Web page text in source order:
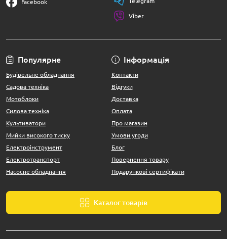
Популярне
Будівельне обладнання
Садова техніка
Мотоблоки
Силова техніка
Культиватори
Мийки високого тиску
Електроінструмент
Електротранспорт
Насосне обладнання
Інформація
Контакти
Відгуки
Доставка
Оплата
Про магазин
Умови угоди
Блог
Повернення товару
Подарункові сертифікати
Каталог товарів
Facebook
Viber